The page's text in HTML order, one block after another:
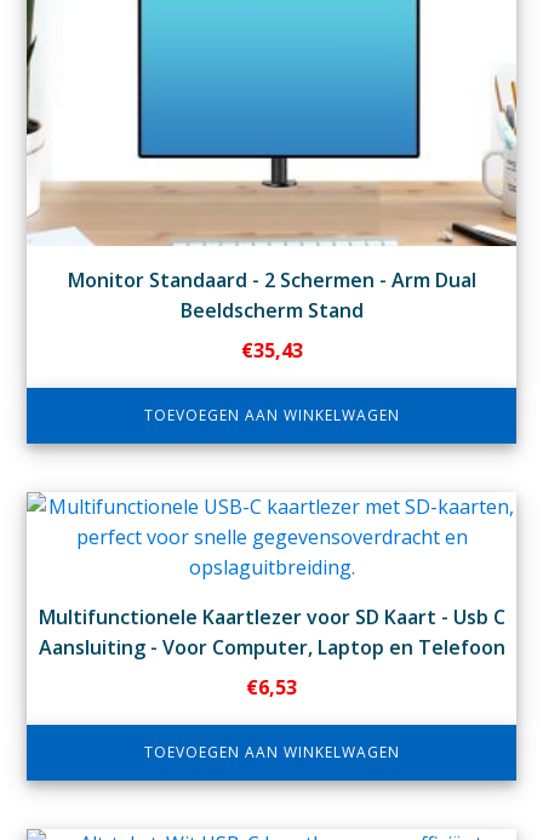
Monitor Standaard - 2 Schermen - Arm Dual
Beeldscherm Stand
€35,43
TOEVOEGEN AAN WINKELWAGEN
Multifunctionele Kaartlezer voor SD Kaart - Usb C
Aansluiting - Voor Computer, Laptop en Telefoon
€6,53
TOEVOEGEN AAN WINKELWAGEN